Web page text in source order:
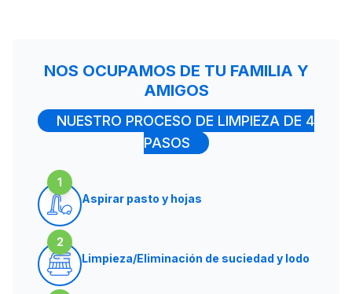
NOS OCUPAMOS DE TU FAMILIA Y
AMIGOS
NUESTRO PROCESO DE LIMPIEZA DE 4
PASOS
1
Aspirar pasto y hojas
2
Limpieza/Eliminación de suciedad y lodo